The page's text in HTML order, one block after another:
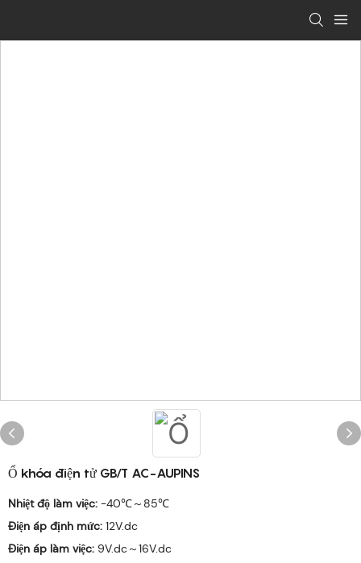
Ổ khóa điện tử GB/T AC-AUPINS
Nhiệt độ làm việc: -40℃～85℃
Điện áp định mức: 12V.dc
Điện áp làm việc: 9V.dc～16V.dc